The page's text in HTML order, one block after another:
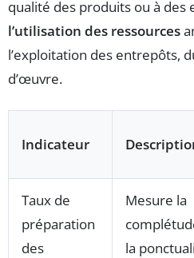
qualité des produits ou à des
l’utilisation des ressources
l’exploitation des entrepôts,
d’œuvre.
Indicateur
Taux de
préparation
des
Mesure la
la